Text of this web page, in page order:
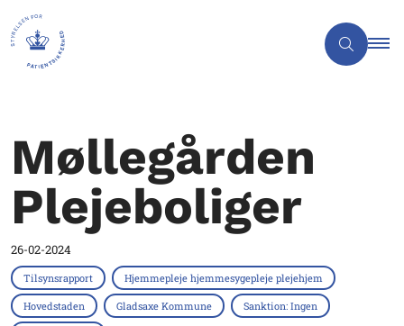
Møllegården
Plejeboliger
26-02-2024
Tilsynsrapport Hjemmepleje hjemmesygepleje plejehjem
Hovedstaden Gladsaxe Kommune Sanktion: Ingen